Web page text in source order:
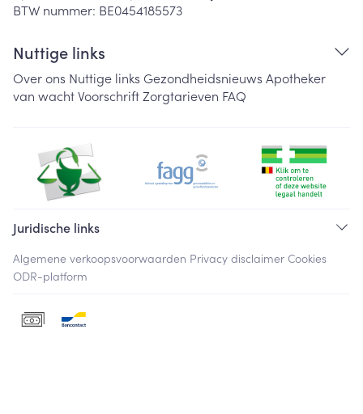
BTW nummer: BE0454185573
Nuttige links
Over ons Nuttige links Gezondheidsnieuws Apotheker
van wachtVoorschriftZorgtarieven FAQ
Juridische links
Algemene verkoopsvoorwaarden Privacy disclaimer Cookies
ODR-platform